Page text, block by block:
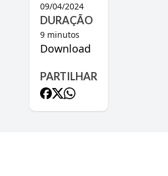
09/04/2024
DURAÇÃO
9 minutos
Download
PARTILHAR